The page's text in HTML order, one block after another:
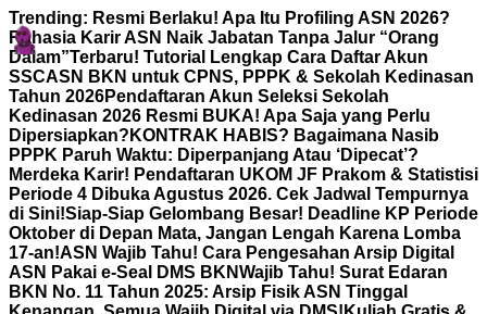
Skip
to
content
Trending: Resmi Berlaku! Apa Itu Profiling ASN 2026?
Rahasia Karir ASN Naik Jabatan Tanpa Jalur “Orang
Dalam”Terbaru! Tutorial Lengkap Cara Daftar Akun
SSCASN BKN untuk CPNS, PPPK & Sekolah Kedinasan
Tahun 2026Pendaftaran Akun Seleksi Sekolah
Kedinasan 2026 Resmi BUKA! Apa Saja yang Perlu
Dipersiapkan? KONTRAK HABIS? Bagaimana Nasib
PPPK Paruh Waktu: Diperpanjang Atau ‘Dipecat’?
Merdeka Karir! Pendaftaran UKOM JF Prakom & Statistisi
Periode 4 Dibuka Agustus 2026. Cek Jadwal Tempurnya
di Sini!Siap-Siap Gelombang Besar! Deadline KP Periode
Oktober di Depan Mata, Jangan Lengah Karena Lomba
17-an!ASN Wajib Tahu! Cara Pengesahan Arsip Digital
ASN Pakai e-Seal DMS BKNWajib Tahu! Surat Edaran
BKN No. 11 Tahun 2025: Arsip Fisik ASN Tinggal